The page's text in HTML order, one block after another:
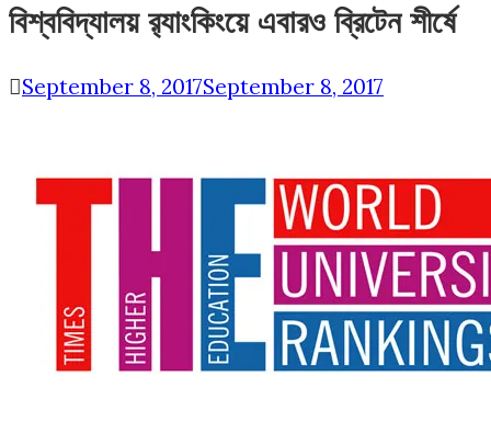
বিশ্ববিদ্যালয় র‌্যাংকিংয়ে এবারও ব্রিটেন শীর্ষে
September 8, 2017September 8, 2017